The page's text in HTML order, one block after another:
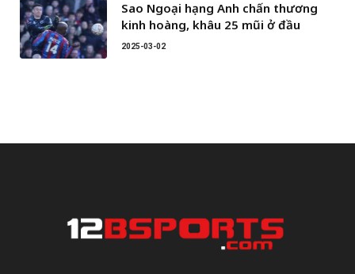
Sao Ngoại hạng Anh chấn thương
kinh hoàng, khâu 25 mũi ở đầu
2025-03-02